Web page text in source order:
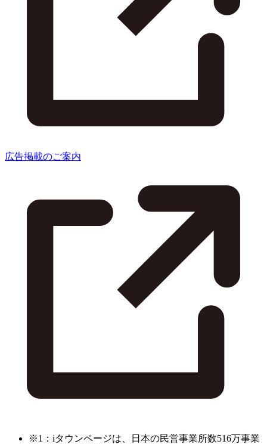
広告掲載のご案内
※1：iタウンページは、日本の民営事業所数516万事業